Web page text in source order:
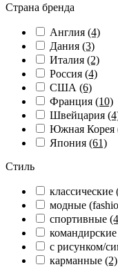
Страна бренда
Англия (4)
Дания (3)
Италия (2)
Россия (4)
США (6)
Франция (10)
Швейцария
Южная Корея
Япония (61)
Стиль
классические
модные
спортивные
с рисунком/
карманные (2)